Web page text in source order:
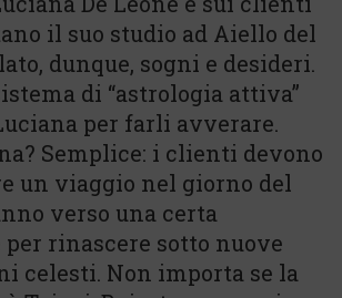
il suo studio ad Aiello del
dunque, sogni e desideri.
di “astrologia attiva”
per farli avverare.
Semplice: i clienti devono
un viaggio nel giorno del
verso una certa
rinascere sotto nuove
celesti. Non importa se la